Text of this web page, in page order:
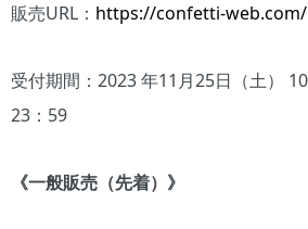
販売URL： https://confetti-web.com/
受付期間：2023 年11月25日（土）
23：59
《一般販売（先着）》